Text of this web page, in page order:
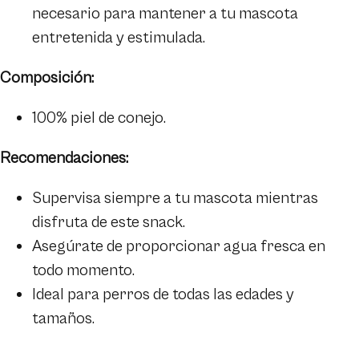
necesario para mantener a tu mascota
entretenida y estimulada.
Composición:
100% piel de conejo.
Recomendaciones:
Supervisa siempre a tu mascota mientras
disfruta de este snack.
Asegúrate de proporcionar agua fresca en
todo momento.
Ideal para perros de todas las edades y
tamaños.